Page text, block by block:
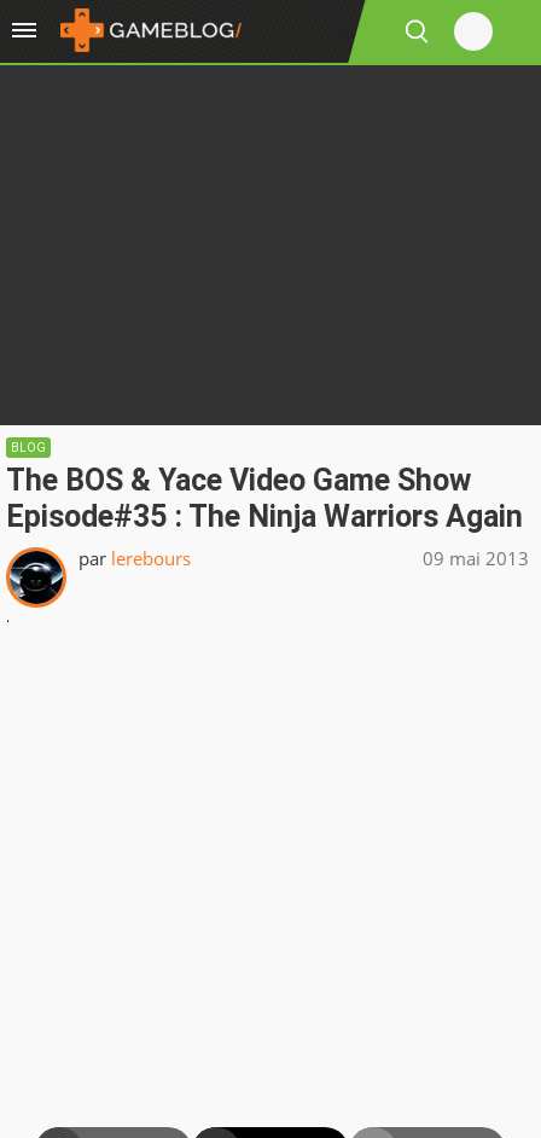
BLOG
The BOS & Yace Video Game Show
Episode#35 : The Ninja Warriors Again
par lerebours 09 mai 2013
.